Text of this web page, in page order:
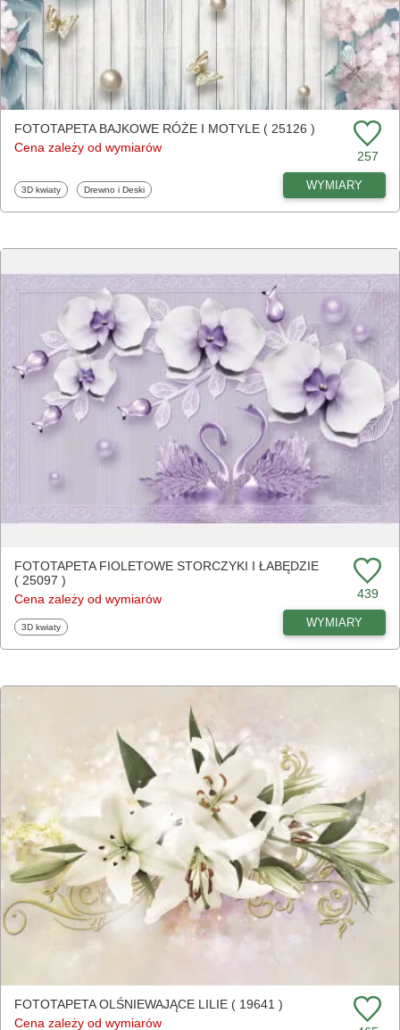
FOTOTAPETA BAJKOWE RÓŻE I MOTYLE ( 25126 )
Cena zależy od wymiarów
257
Fototapety
3D kwiaty Fototapety
Drewno i Deski WYMIARY
FOTOTAPETA FIOLETOWE STORCZYKI I ŁABĘDZIE
( 25097 )
Cena zależy od wymiarów
439
Fototapety
3D kwiaty WYMIARY
FOTOTAPETA OLŚNIEWAJĄCE LILIE ( 19641 )
Cena zależy od wymiarów